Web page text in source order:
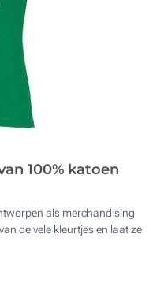
100% katoen
als merchandising
de vele kleurtjes en laat ze